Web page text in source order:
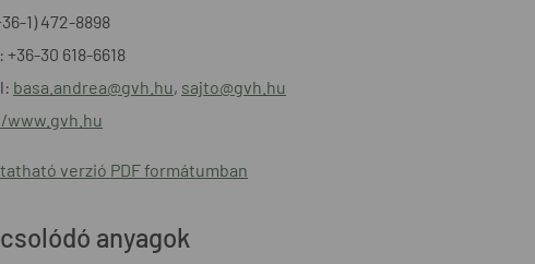
1) 472-8898
30 618-6618
basa.andrea@gvh.hu, sajto@gvh.hu
verzió PDF formátumban
anyagok